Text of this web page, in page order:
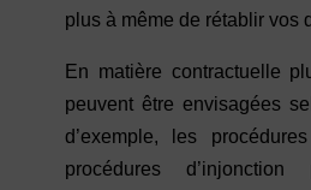
plus à même de rétablir vos
En matière contractuelle
peuvent être envisagées
d’exemple, les
procédures d’injonction